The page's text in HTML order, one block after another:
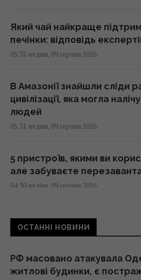
Який чай найкраще
печінки: відповідь
05:35 неділя, 09 серпня 2026
В Амазонії знайшли сліди
цивілізації, яка могла
людей
05:31 неділя, 09 серпня 2026
5 пристроїв, якими ви
але забуваєте
04:30 неділя, 09 серпня 2026
На виноградниках у США
500 будиночків для сов:
03:30 неділя, 09 серпня 2026
ОСТАННІ НОВИНИ
РФ масовано атакувала
житлові будинки, є